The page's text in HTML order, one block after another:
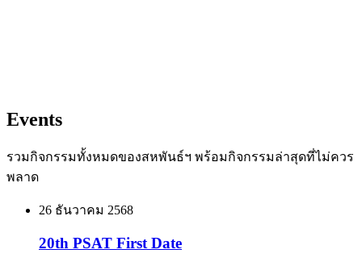
Events
รวมกิจกรรมทั้งหมดของสหพันธ์ฯ พร้อมกิจกรรมล่าสุดที่ไม่ควร
พลาด
26 ธันวาคม 2568
20th PSAT First Date